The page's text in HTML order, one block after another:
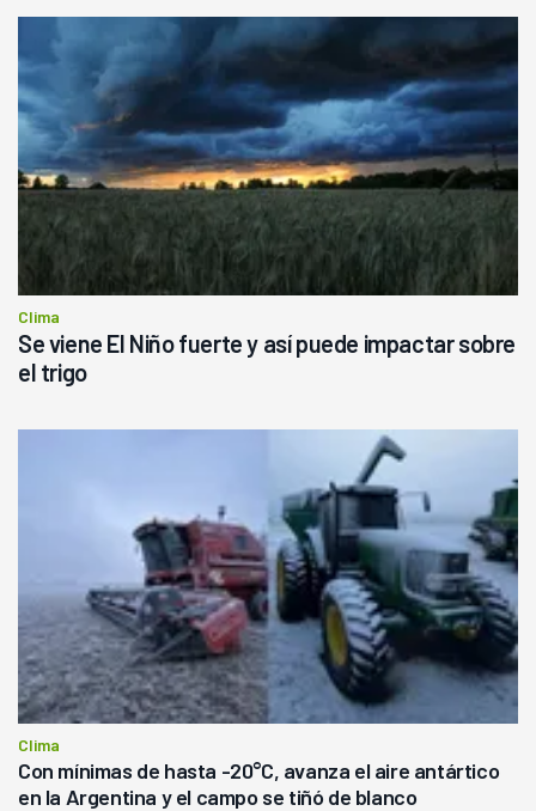
Clima
Se viene El Niño fuerte y así puede impactar sobre
el trigo
Clima
Con mínimas de hasta -20°C, avanza el aire antártico
en la Argentina y el campo se tiñó de blanco